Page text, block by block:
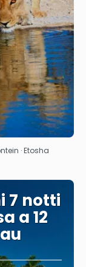
· Etosha
7 notti
a 12